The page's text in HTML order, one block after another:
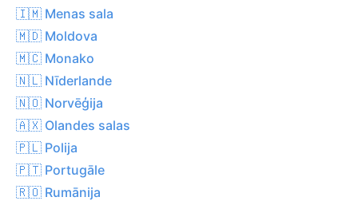
🇮🇲 Menas sala
🇲🇩 Moldova
🇲🇨 Monako
🇳🇱 Nīderlande
🇳🇴 Norvēģija
🇦🇽 Olandes salas
🇵🇱 Polija
🇵🇹 Portugāle
🇷🇴 Rumānija